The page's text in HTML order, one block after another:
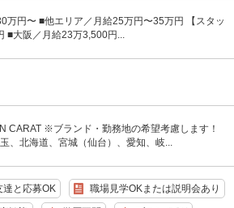
万円〜 ■他エリア／月給25万円〜35万円 【スタッ
■大阪／月給23万3,500円...
CARAT ※ブランド・勤務地の希望考慮します！
、北海道、宮城（仙台）、愛知、岐...
達と応募OK 職場見学OKまたは説明会あり